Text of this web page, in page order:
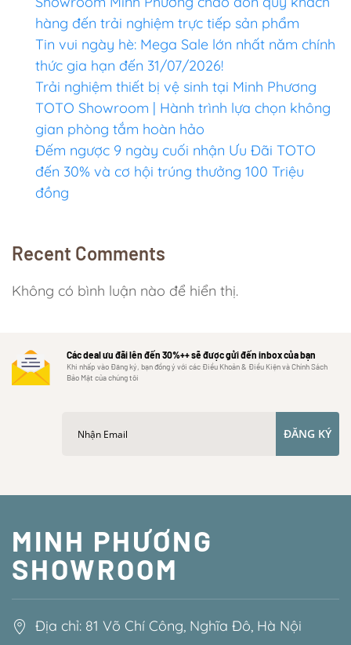
hàng đến trải nghiệm trực tiếp sản phẩm
Tin vui ngày hè: Mega Sale lớn nhất năm chính
thức gia hạn đến 31/07/2026!
Trải nghiệm thiết bị vệ sinh tại Minh Phương
TOTO Showroom | Hành trình lựa chọn không
gian phòng tắm hoàn hảo
Đếm ngược 9 ngày cuối nhận Ưu Đãi TOTO
đến 30% và cơ hội trúng thưởng 100 Triệu
đồng
Recent Comments
Không có bình luận nào để hiển thị.
Các deal ưu đãi lên đến 30%++ sẽ được gửi đến inbox của bạn
Khi nhấp vào Đăng ký, bạn đồng ý với các Điều Khoản & Điều Kiện và Chính Sách
Bảo Mật của chúng tôi
ĐĂNG KÝ
MINH PHƯƠNG
SHOWROOM
Địa chỉ: 81 Võ Chí Công, Nghĩa Đô, Hà Nội